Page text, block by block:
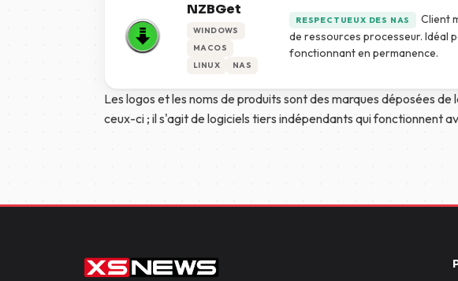
NZBGet
WINDOWS
MACOS
LINUX
NAS
RESPECTUEUX DES NAS
Client
de ressources processeur. Idéal
fonctionnant en permanence.
Les logos et les noms de produits sont des marques déposées
ceux-ci ; il s'agit de logiciels tiers indépendants qui fonctionnent